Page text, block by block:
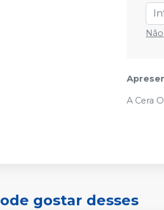
A Cera
gostar desses